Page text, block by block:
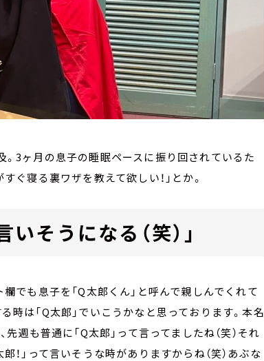
3ヶ月の息子の睡眠ペースに振り回されているた
ぐ寝る裏ワザを教えて欲しい！」とか。
そうになる（笑）」
でも息子を「Q太郎くん」と呼んで親しんでくれて
時は「Q太郎」でいこうかなと思っております。本名
週も普通に「Q太郎」って言ってましたね（笑）それ
！」って言いそうな時がありますからね（笑）あぶな